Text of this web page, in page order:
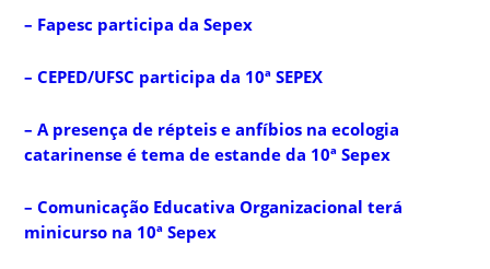
– Fapesc participa da Sepex
– CEPED/UFSC participa da 10ª SEPEX
– A presença de répteis e anfíbios na ecologia
catarinense é tema de estande da 10ª Sepex
– Comunicação Educativa Organizacional terá
minicurso na 10ª Sepex